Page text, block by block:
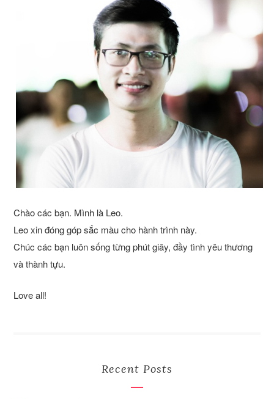
Chào các bạn. Mình là Leo.
Leo xin đóng góp sắc màu cho hành trình này.
Chúc các bạn luôn sống từng phút giây, đầy tình yêu thương
và thành tựu.
Love all!
Recent Posts